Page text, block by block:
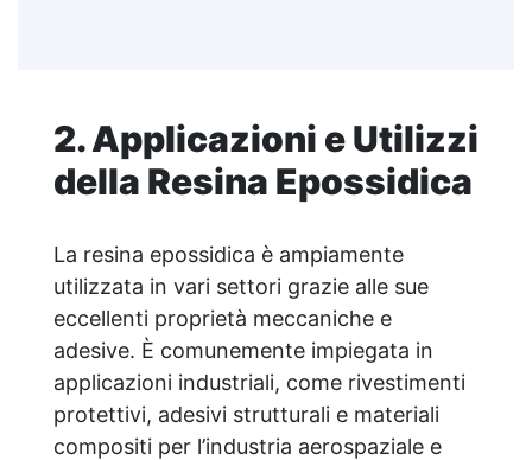
2. Applicazioni e Utilizzi
della Resina Epossidica
La resina epossidica è ampiamente
utilizzata in vari settori grazie alle sue
eccellenti proprietà meccaniche e
adesive. È comunemente impiegata in
applicazioni industriali, come rivestimenti
protettivi, adesivi strutturali e materiali
compositi per l’industria aerospaziale e